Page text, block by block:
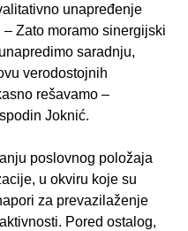
unapređenje
Zato moramo sinergijski
saradnju,
verodostojnih
rešavamo –
Joknić.
poslovnog položaja
u okviru koje su
za prevazilaženje
Pored ostalog,